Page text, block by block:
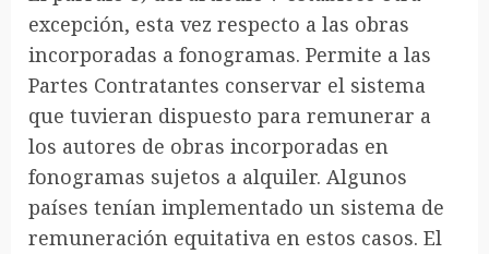
excepción, esta vez respecto a las obras
incorporadas a fonogramas. Permite a las
Partes Contratantes conservar el sistema
que tuvieran dispuesto para remunerar a
los autores de obras incorporadas en
fonogramas sujetos a alquiler. Algunos
países tenían implementado un sistema de
remuneración equitativa en estos casos. El